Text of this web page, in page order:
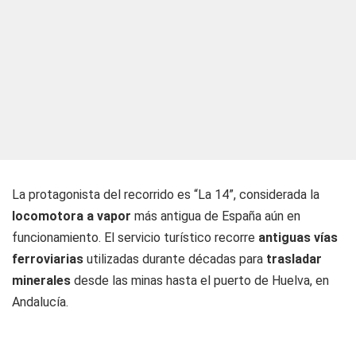
La protagonista del recorrido es “La 14”, considerada la
locomotora a vapor más antigua de España aún en
funcionamiento. El servicio turístico recorre antiguas vías
ferroviarias utilizadas durante décadas para trasladar
minerales desde las minas hasta el puerto de Huelva, en
Andalucía.